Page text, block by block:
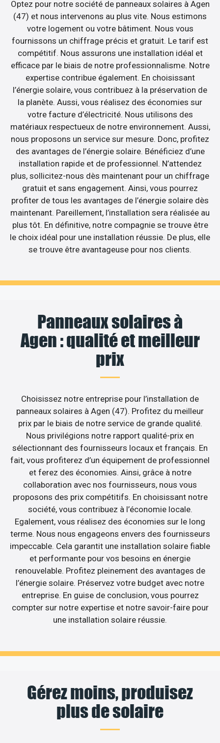
Optez pour notre société de panneaux solaires à Agen
(47) et nous intervenons au plus vite. Nous estimons
votre logement ou votre bâtiment. Nous vous
fournissons un chiffrage précis et gratuit. Le tarif est
compétitif. Nous assurons une installation idéal et
efficace par le biais de notre professionnalisme. Notre
expertise contribue également. En choisissant
l’énergie solaire, vous contribuez à la préservation de
la planète. Aussi, vous réalisez des économies sur
votre facture d’électricité. Nous utilisons des
matériaux respectueux de notre environnement. Aussi,
nous proposons un service sur mesure. Donc, profitez
des avantages de l’énergie solaire. Bénéficiez d’une
installation rapide et de professionnel. N’attendez
plus, sollicitez-nous dès maintenant pour un chiffrage
gratuit et sans engagement. Ainsi, vous pourrez
profiter de tous les avantages de l’énergie solaire dès
maintenant. Pareillement, l’installation sera réalisée au
plus tôt. En définitive, notre compagnie se trouve être
le choix idéal pour une installation réussie. De plus, elle
se trouve être avantageuse pour nos clients.
Panneaux solaires à
Agen : qualité et meilleur
prix
Choisissez notre entreprise pour l’installation de
panneaux solaires à Agen (47). Profitez du meilleur
prix par le biais de notre service de grande qualité.
Nous privilégions notre rapport qualité-prix en
sélectionnant des fournisseurs locaux et français. En
fait, vous profiterez d’un équipement de professionnel
et ferez des économies. Ainsi, grâce à notre
collaboration avec nos fournisseurs, nous vous
proposons des prix compétitifs. En choisissant notre
société, vous contribuez à l’économie locale.
Egalement, vous réalisez des économies sur le long
terme. Nous nous engageons envers des fournisseurs
impeccable. Cela garantit une installation solaire fiable
et performante pour vos besoins en énergie
renouvelable. Profitez pleinement des avantages de
l’énergie solaire. Préservez votre budget avec notre
entreprise. En guise de conclusion, vous pourrez
compter sur notre expertise et notre savoir-faire pour
une installation solaire réussie.
Gérez moins, produisez
plus de solaire